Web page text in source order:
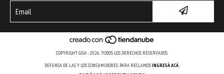
COPYRIGHT GISA - 2026. TODOS LOS DERECHOS RESERVADOS.
DEFENSA DE LAS Y LOS CONSUMIDORES. PARA RECLAMOSINGRESÁ ACÁ.